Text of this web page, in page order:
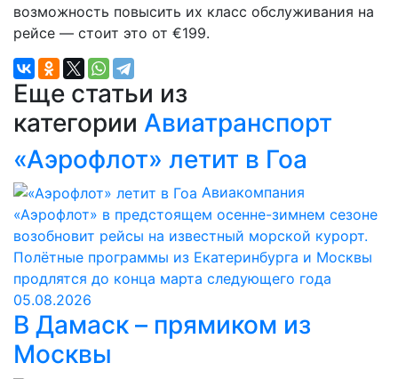
возможность повысить их класс обслуживания на
рейсе — стоит это от €199.
Еще статьи из
категории Авиатранспорт
«Аэрофлот» летит в Гоа
Авиакомпания
«Аэрофлот» в предстоящем осенне-зимнем сезоне
возобновит рейсы на известный морской курорт.
Полётные программы из Екатеринбурга и Москвы
продлятся до конца марта следующего года
05.08.2026
В Дамаск – прямиком из
Москвы